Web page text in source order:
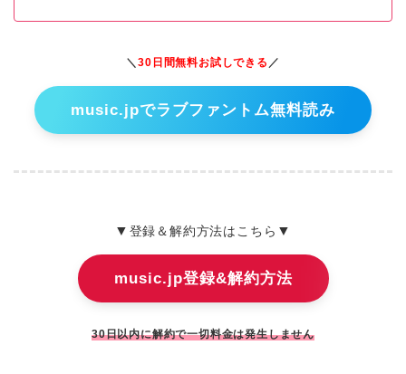
＼30日間無料お試しできる ／
music.jpでラブファントム無料読み
▼ 登録＆解約方法はこちら ▼
music.jp登録&解約方法
30日以内に解約で一切料金は発生しません